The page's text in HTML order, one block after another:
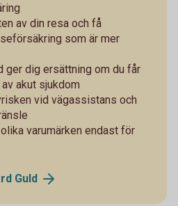
av din resa och få
som är mer
ger dig ersättning om du får
akut sjukdom
vid vägassistans och
varumärken endast för
Guld